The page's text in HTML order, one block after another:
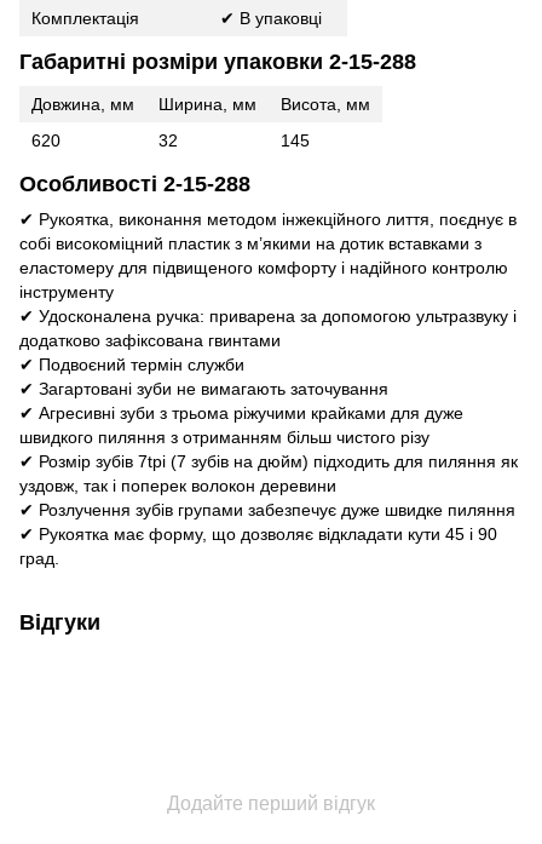
Комплектація
✔ В упаковці
Габаритні розміри упаковки 2-15-288
Довжина, мм Ширина, мм
Висота, мм
620
32 145
Особливості 2-15-288
✔ Рукоятка, виконання методом інжекційного лиття, поєднує в
собі високоміцний пластик з м’якими на дотик вставками з
еластомеру для підвищеного комфорту і надійного контролю
інструменту
✔ Удосконалена ручка: приварена за допомогою ультразвуку і
додатково зафіксована гвинтами
✔ Подвоєний термін служби
✔ Загартовані зуби не вимагають заточування
✔ Агресивні зуби з трьома ріжучими крайками для дуже
швидкого пиляння з отриманням більш чистого різу
✔ Розмір зубів 7tpi (7 зубів на дюйм) підходить для пиляння як
уздовж, так і поперек волокон деревини
✔ Розлучення зубів групами забезпечує дуже швидке пиляння
✔ Рукоятка має форму, що дозволяє відкладати кути 45 і 90
град.
Відгуки
Додайте перший відгук